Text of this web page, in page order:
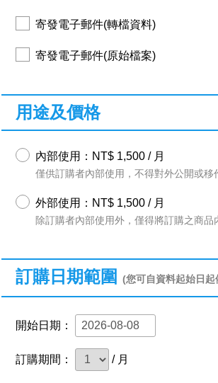
寄發電子郵件(轉檔資料)
寄發電子郵件(原始檔案)
用途及價格
內部使用：NT$ 1,500 / 月
僅供訂購者內部使用，不得對外公開或移
外部使用：NT$ 1,500 / 月
除訂購者內部使用外，僅得將訂購之商
訂購日期範圍 (您可自資料起始日
開始日期：
訂購期間： / 月